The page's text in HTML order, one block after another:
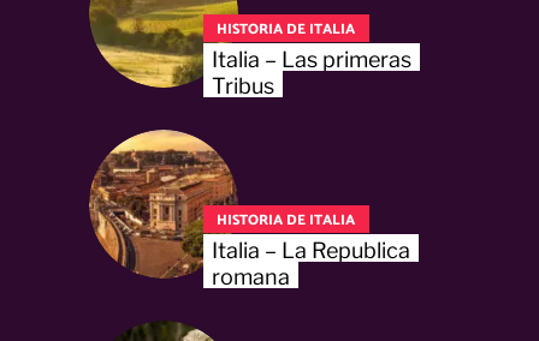
HISTORIA DE ITALIA
Italia – Las primeras
Tribus
HISTORIA DE ITALIA
Italia – La Republica
romana